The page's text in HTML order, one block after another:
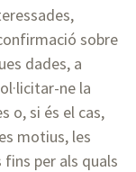
sobre
dades, a
ne la
o, si és el cas,
motius, les
fins per als quals